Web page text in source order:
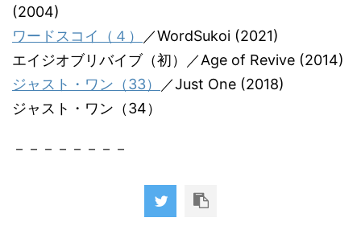
(2004)
ワードスコイ（４）
／WordSukoi (2021)
エイジオブリバイブ（初）／Age of Revive (2014)
ジャスト・ワン（33）
／Just One (2018)
ジャスト・ワン（34）
－－－－－－－－